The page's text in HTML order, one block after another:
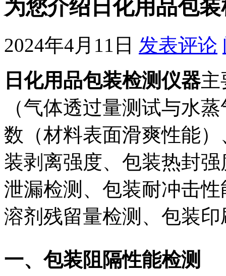
为您介绍日化用品包
2024年4月11日 发表评论
日化用品包装检测仪器主
（气体透过量测试与水
数（材料表面滑爽性能
装剥离强度、包装热封
泄漏检测、包装耐冲击
溶剂残留量检测、包装
一、包装阻隔性能检测